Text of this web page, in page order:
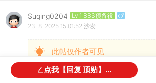
Suqing0204
Lv.1 BBS预备役
23-8-2025 15:01:52 沙发
此帖仅作者可见
点我【回复 顶贴】...